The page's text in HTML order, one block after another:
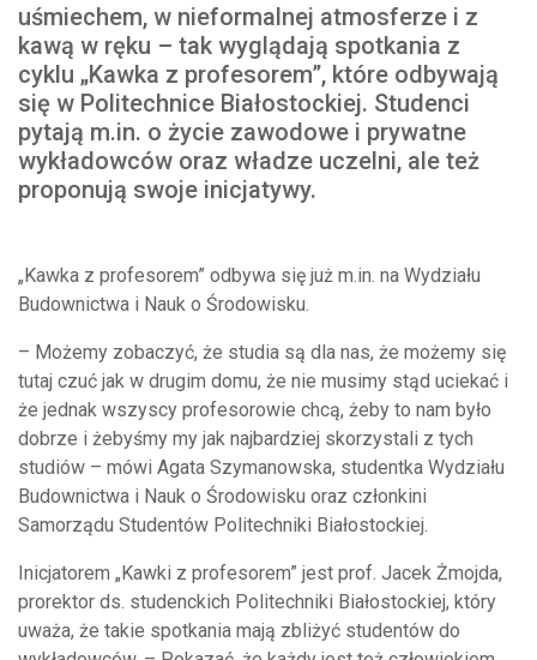
uśmiechem, w nieformalnej atmosferze i z
kawą w ręku – tak wyglądają spotkania z
cyklu „Kawka z profesorem”, które odbywają
się w Politechnice Białostockiej. Studenci
pytają m.in. o życie zawodowe i prywatne
wykładowców oraz władze uczelni, ale też
proponują swoje inicjatywy.
„Kawka z profesorem” odbywa się już m.in. na Wydziału
Budownictwa i Nauk o Środowisku.
– Możemy zobaczyć, że studia są dla nas, że możemy się
tutaj czuć jak w drugim domu, że nie musimy stąd uciekać i
że jednak wszyscy profesorowie chcą, żeby to nam było
dobrze i żebyśmy my jak najbardziej skorzystali z tych
studiów – mówi Agata Szymanowska, studentka Wydziału
Budownictwa i Nauk o Środowisku oraz członkini
Samorządu Studentów Politechniki Białostockiej.
Inicjatorem „Kawki z profesorem” jest prof. Jacek Żmojda,
prorektor ds. studenckich Politechniki Białostockiej, który
uważa, że takie spotkania mają zbliżyć studentów do